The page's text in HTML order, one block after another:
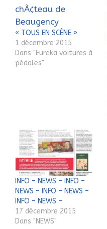
« TOUS EN SCÈNE »
1 décembre 2015
Dans "Eureka voitures à
pédales"
INFO – NEWS – INFO –
NEWS – INFO – NEWS –
INFO – NEWS –
17 décembre 2015
Dans "NEWS"